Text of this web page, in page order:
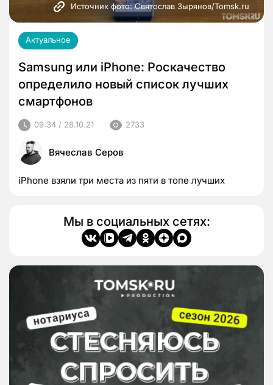
Источник фото: Святослав Зырянов/Tomsk.ru
Актуальное
Samsung или iPhone: Роскачество
определило новый список лучших
смартфонов
09:34 / 28.10.21 2733
Вячеслав Серов
iPhone взяли три места из пяти в топе лучших
Мы в социальных сетях: